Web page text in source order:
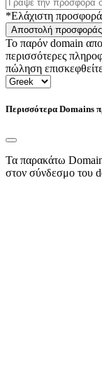
*Ελάχιστη
Αποστολή προσφοράς
Το παρόν domain
περισσότερες
πώληση
Περισσότερα Domains
Τα παρακάτω
στον σύνδεσμο του